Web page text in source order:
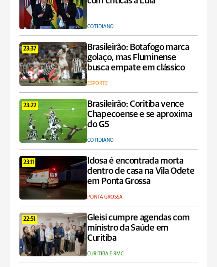
COTIDIANO
23:37
Brasileirão: Botafogo marca
golaço, mas Fluminense
busca empate em clássico
ESPORTE
23:22
Brasileirão: Coritiba vence
Chapecoense e se aproxima
do G5
COTIDIANO
23:11
Idosa é encontrada morta
dentro de casa na Vila Odete
em Ponta Grossa
PONTA GROSSA
22:51
Gleisi cumpre agendas com
ministro da Saúde em
Curitiba
CURITIBA E RMC